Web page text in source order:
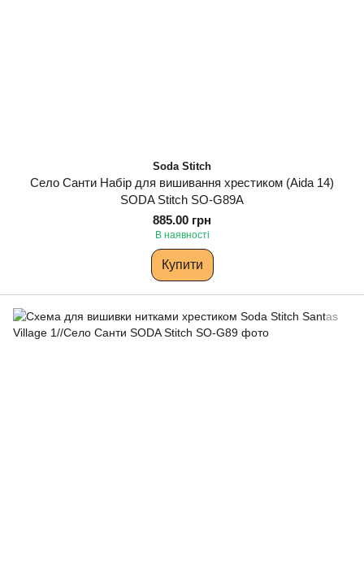
Soda Stitch
Село Санти Набір для вишивання хрестиком (Aida 14)
SODA Stitch SO-G89A
885.00 грн
В наявності
Купити